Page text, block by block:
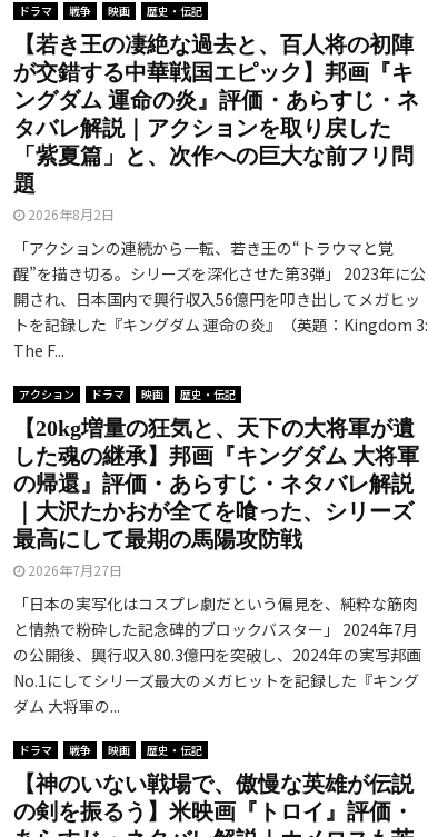
ドラマ 戦争 映画 歴史・伝記
【若き王の凄絶な過去と、百人将の初陣
が交錯する中華戦国エピック】邦画『キ
ングダム 運命の炎』評価・あらすじ・ネ
タバレ解説｜アクションを取り戻した
「紫夏篇」と、次作への巨大な前フリ問
題
2026年8月2日
「アクションの連続から一転、若き王の“トラウマと覚
醒”を描き切る。シリーズを深化させた第3弾」 2023年に公
開され、日本国内で興行収入56億円を叩き出してメガヒッ
トを記録した『キングダム 運命の炎』（英題：Kingdom 3:
The F...
アクション ドラマ 映画 歴史・伝記
【20kg増量の狂気と、天下の大将軍が遺
した魂の継承】邦画『キングダム 大将軍
の帰還』評価・あらすじ・ネタバレ解説
｜大沢たかおが全てを喰った、シリーズ
最高にして最期の馬陽攻防戦
2026年7月27日
「日本の実写化はコスプレ劇だという偏見を、純粋な筋肉
と情熱で粉砕した記念碑的ブロックバスター」 2024年7月
の公開後、興行収入80.3億円を突破し、2024年の実写邦画
No.1にしてシリーズ最大のメガヒットを記録した『キング
ダム 大将軍の...
ドラマ 戦争 映画 歴史・伝記
【神のいない戦場で、傲慢な英雄が伝説
の剣を振るう】米映画『トロイ』評価・